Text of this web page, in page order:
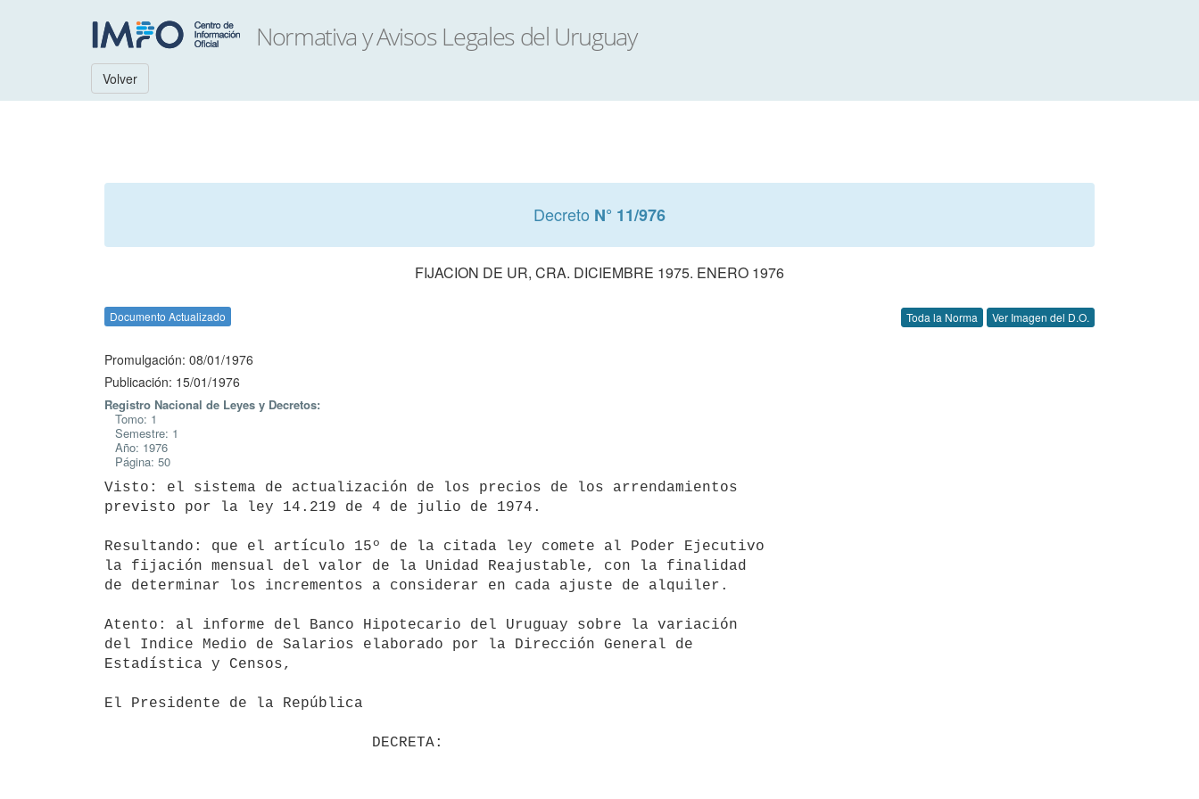
Volver
Decreto N° 11/976
FIJACION DE UR, CRA. DICIEMBRE 1975. ENERO 1976
Documento Actualizado Toda la Norma Ver Imagen del D.O.
Promulgación: 08/01/1976
Publicación: 15/01/1976
Registro Nacional de Leyes y Decretos:
Tomo: 1
Semestre: 1
Año: 1976
Página: 50
Visto: el sistema de actualización de los precios de los arrendamientos
previsto por la ley 14.219 de 4 de julio de 1974.
Resultando: que el artículo 15º de la citada ley comete al Poder Ejecutivo
la fijación mensual del valor de la Unidad Reajustable, con la finalidad
de determinar los incrementos a considerar en cada ajuste de alquiler.
Atento: al informe del Banco Hipotecario del Uruguay sobre la variación
del Indice Medio de Salarios elaborado por la Dirección General de
Estadística y Censos,
El Presidente de la República